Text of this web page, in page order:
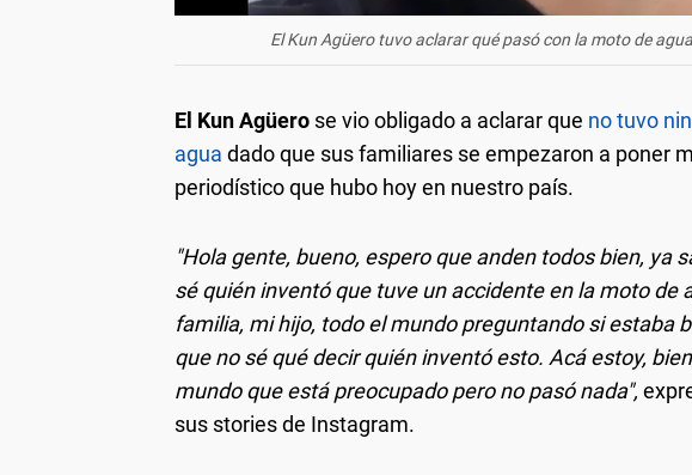
El Kun Agüero tuvo aclarar qué pasó con la moto de
El Kun Agüero se vio obligado a aclarar que no tuvo
agua dado que sus familiares se empezaron a poner
periodístico que hubo hoy en nuestro país.
"Hola gente, bueno, espero que anden todos bien, ya
sé quién inventó que tuve un accidente en la moto de
familia, mi hijo, todo el mundo preguntando si estaba
que no sé qué decir quién inventó esto. Acá estoy,
mundo que está preocupado pero no pasó nada",
sus stories de Instagram.